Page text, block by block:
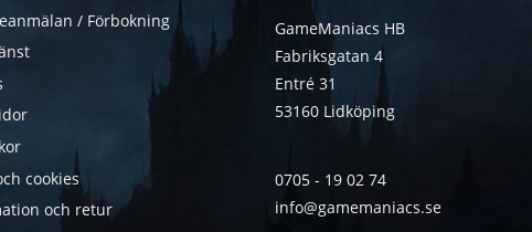
/ Förbokning
cookies
och retur
GameManiacs HB
Fabriksgatan 4
Entré 31
53160 Lidköping
0705 - 19 02 74
info@gamemaniacs.se